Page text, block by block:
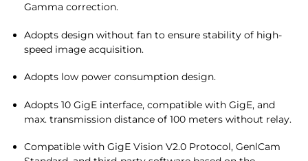
Gamma correction.
Adopts design without fan to ensure stability of high-
speed image acquisition.
Adopts low power consumption design.
Adopts 10 GigE interface, compatible with GigE, and
max. transmission distance of 100 meters without relay.
Compatible with GigE Vision V2.0 Protocol, GenlCam